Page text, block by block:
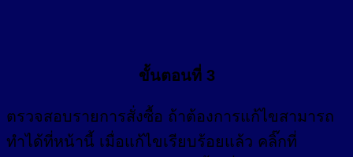
ขั้นตอนที่ 3
ตรวจสอบรายการสั่งซื้อ ถ้าต้องการแก้ไขสามารถ
ทำได้ที่หน้านี้ เมื่อแก้ไขเรียบร้อยแล้ว คลิ๊กที่